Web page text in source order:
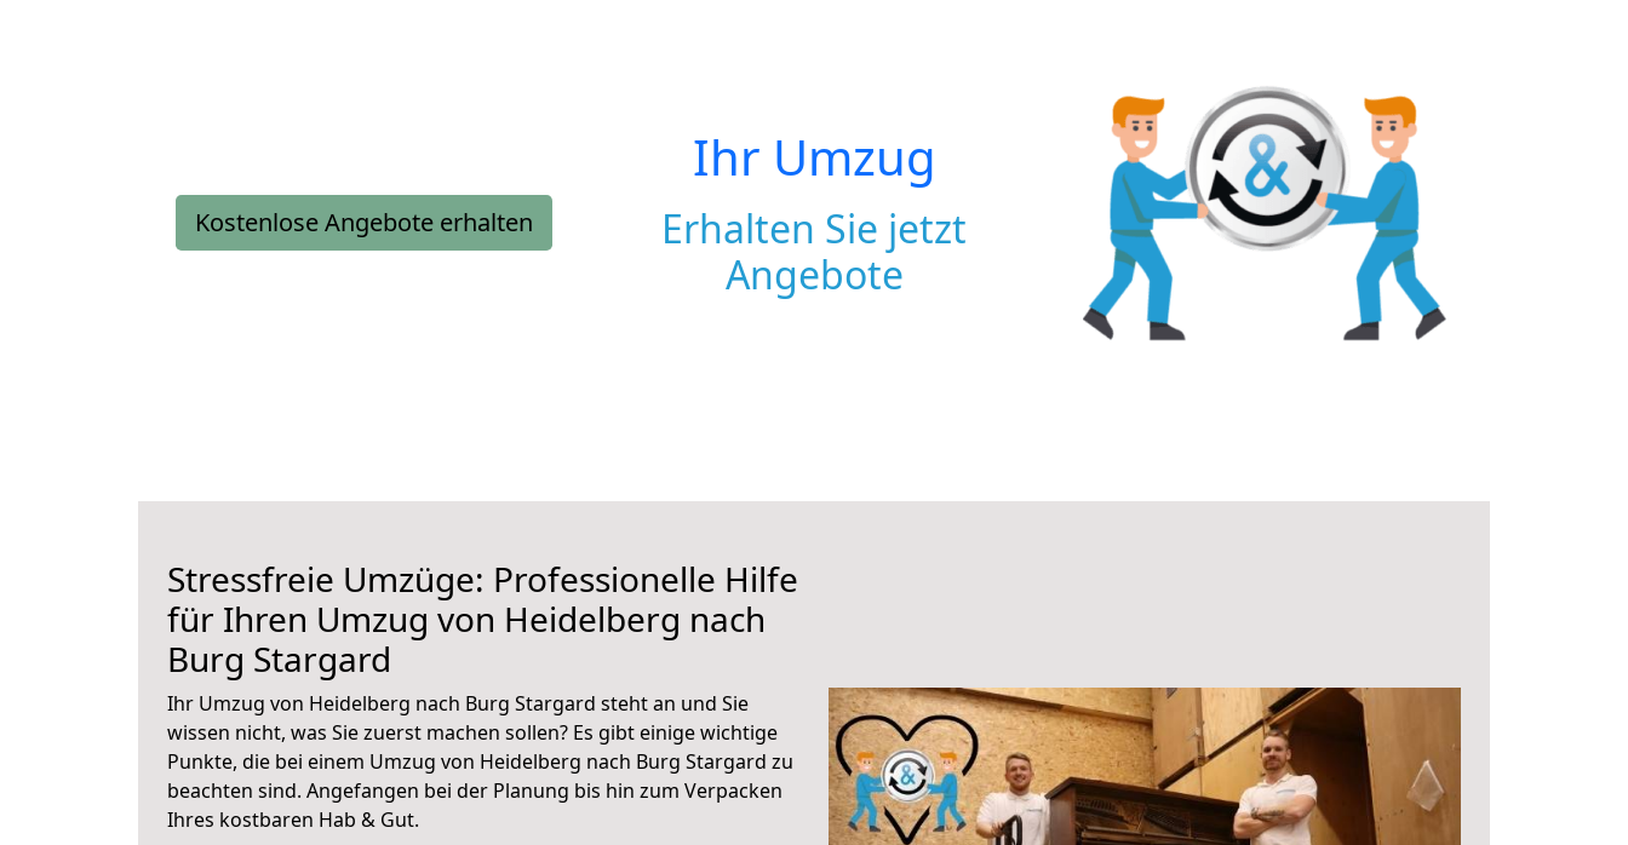
Kostenlose Angebote erhalten
Ihr Umzug
Erhalten Sie jetzt
Angebote
Stressfreie Umzüge: Professionelle Hilfe
für Ihren Umzug von Heidelberg nach
Burg Stargard
Ihr Umzug von Heidelberg nach Burg Stargard steht an und Sie
wissen nicht, was Sie zuerst machen sollen? Es gibt einige wichtige
Punkte, die bei einem Umzug von Heidelberg nach Burg Stargard zu
beachten sind. Angefangen bei der Planung bis hin zum Verpacken
Ihres kostbaren Hab & Gut.